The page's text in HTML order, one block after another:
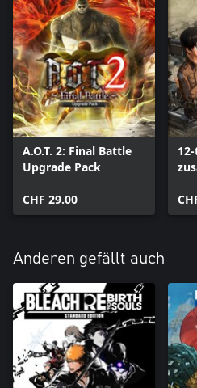
A.O.T. 2: Final Battle
Upgrade Pack
CHF 29.00
Anderen gefällt auch